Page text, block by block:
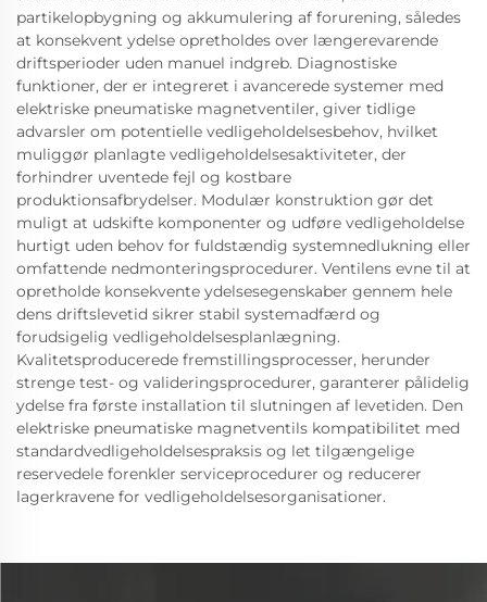
partikelopbygning og akkumulering af forurening, således
at konsekvent ydelse opretholdes over længerevarende
driftsperioder uden manuel indgreb. Diagnostiske
funktioner, der er integreret i avancerede systemer med
elektriske pneumatiske magnetventiler, giver tidlige
advarsler om potentielle vedligeholdelsesbehov, hvilket
muliggør planlagte vedligeholdelsesaktiviteter, der
forhindrer uventede fejl og kostbare
produktionsafbrydelser. Modulær konstruktion gør det
muligt at udskifte komponenter og udføre vedligeholdelse
hurtigt uden behov for fuldstændig systemnedlukning eller
omfattende nedmonteringsprocedurer. Ventilens evne til at
opretholde konsekvente ydelsesegenskaber gennem hele
dens driftslevetid sikrer stabil systemadfærd og
forudsigelig vedligeholdelsesplanlægning.
Kvalitetsproducerede fremstillingsprocesser, herunder
strenge test- og valideringsprocedurer, garanterer pålidelig
ydelse fra første installation til slutningen af levetiden. Den
elektriske pneumatiske magnetventils kompatibilitet med
standardvedligeholdelsespraksis og let tilgængelige
reservedele forenkler serviceprocedurer og reducerer
lagerkravene for vedligeholdelsesorganisationer.